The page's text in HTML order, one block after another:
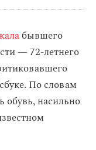
бывшего
— 72-летнего
По словам
обувь, насильно